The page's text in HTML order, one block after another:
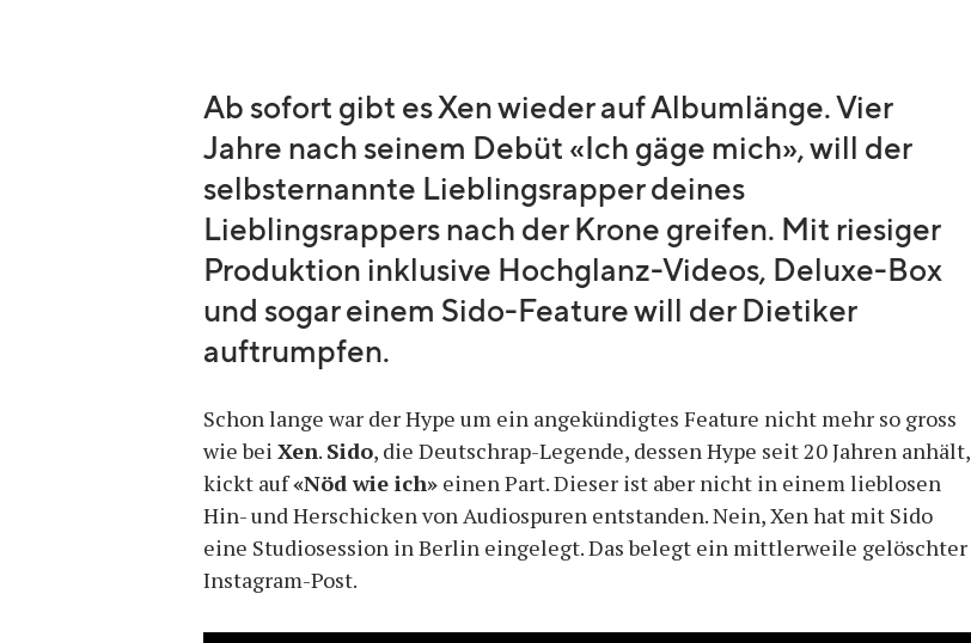
Quelle: Yannis Blättler
Ab sofort gibt es Xen wieder auf Albumlänge. Vier
Jahre nach seinem Debüt «Ich gäge mich», will der
selbsternannte Lieblingsrapper deines
Lieblingsrappers nach der Krone greifen. Mit riesiger
Produktion inklusive Hochglanz-Videos, Deluxe-Box
und sogar einem Sido-Feature will der Dietiker
auftrumpfen.
Schon lange war der Hype um ein angekündigtes Feature nicht mehr so gross
wie bei Xen. Sido, die Deutschrap-Legende, dessen Hype seit 20 Jahren anhält,
kickt auf«Nöd wie ich» einen Part. Dieser ist aber nicht in einem lieblosen
Hin- und Herschicken von Audiospuren entstanden. Nein, Xen hat mit Sido
eine Studiosession in Berlin eingelegt. Das belegt ein mittlerweile gelöschter
Instagram-Post.